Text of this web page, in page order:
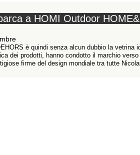
a HOMI Outdoor
è quindi senza alcun dubbio la
dei prodotti, hanno condotto il marchio
firme del design mondiale tra tutte